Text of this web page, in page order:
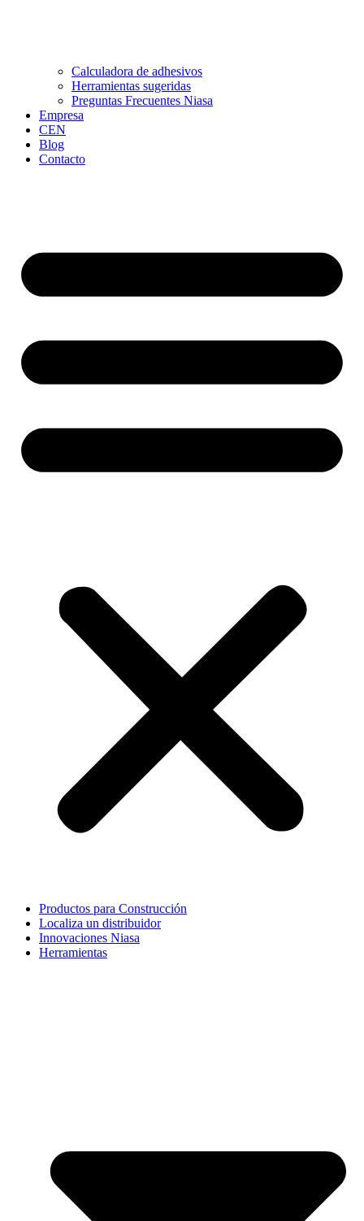
Calculadora de adhesivos
Herramientas sugeridas
Preguntas Frecuentes Niasa
Empresa
CEN
Blog
Contacto
Productos para Construcción
Localiza un distribuidor
Innovaciones Niasa
Herramientas